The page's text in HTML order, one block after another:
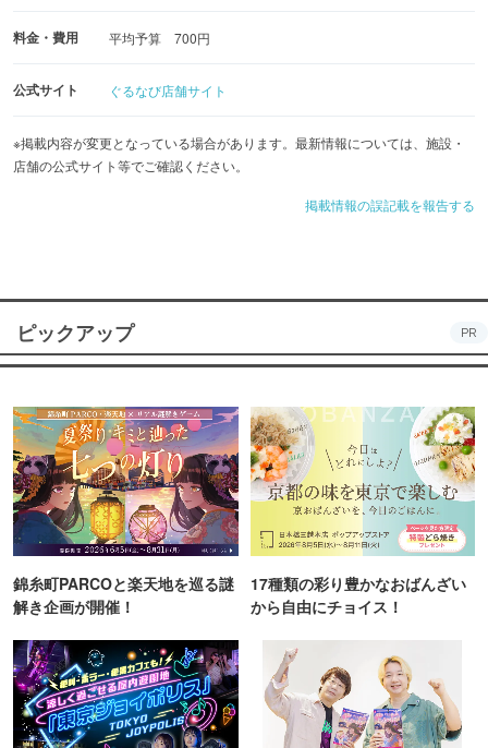
料金・費用 平均予算 700円
公式サイト ぐるなび店舗サイト
※掲載内容が変更となっている場合があります。最新情報については、施設・
店舗の公式サイト等でご確認ください。
掲載情報の誤記載を報告する
ピックアップ PR
錦糸町PARCOと楽天地を巡る謎
解き企画が開催！
17種類の彩り豊かなおばんざい
から自由にチョイス！